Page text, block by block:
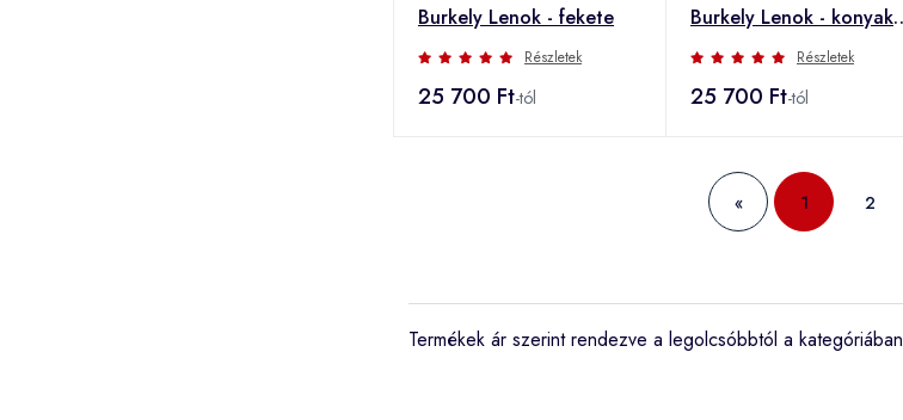
Burkely Lenok - fekete
Részletek
25 700 Ft-tól
Burkely Lenok - konyak
színben
Részletek
25 700 Ft-tól
« 1 2
Termékek ár szerint rendezve a legolcsóbbtól a kategóriában